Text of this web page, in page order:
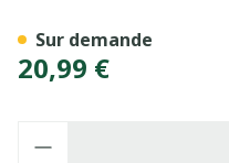
20,99 €
Sur demande